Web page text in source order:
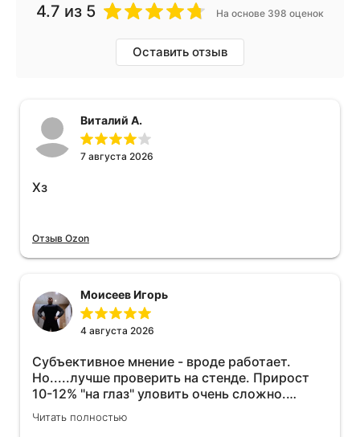
4.7 из 5 На основе 398 оценок
Оставить отзыв
Виталий А.
7 августа 2026
Хз
Отзыв Ozon
Моисеев Игорь
4 августа 2026
Субъективное мнение - вроде работает.
Но.....лучше проверить на стенде. Прирост
10-12% "на глаз" уловить очень сложно.
Покатаюсь, потом отключу и посмотрю, что
будет 😁.
Читать полностью